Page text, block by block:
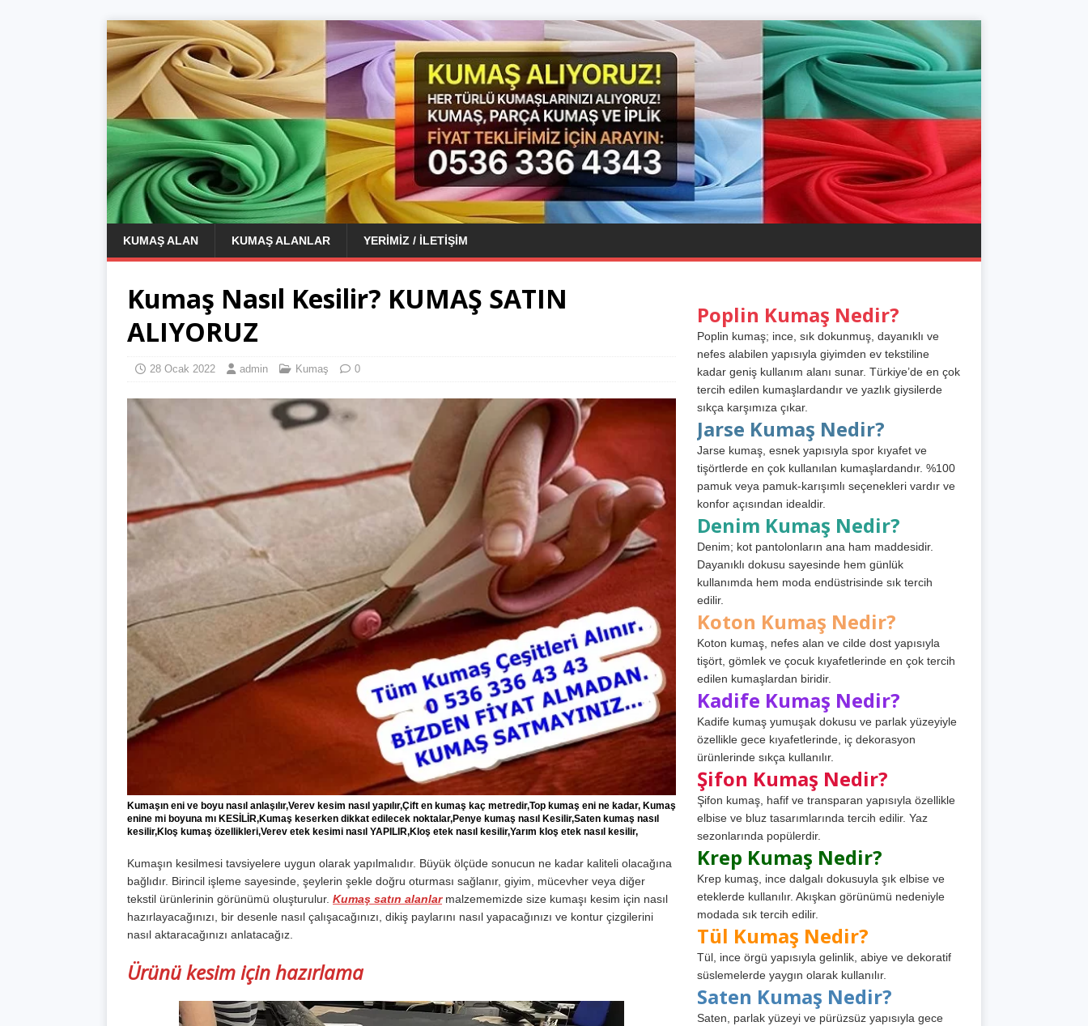
KUMAŞ ALAN KUMAŞ ALANLAR YERIMIZ / İLETIŞIM
Kumaş Nasıl Kesilir? KUMAŞ SATIN
ALIYORUZ
28 Ocak 2022 admin Kumaş 0
Kumaşın eni ve boyu nasıl anlaşılır,Verev kesim nasıl yapılır,Çift en kumaş kaç metredir,Top kumaş eni ne kadar, Kumaş
enine mi boyuna mı KESİLİR,Kumaş keserken dikkat edilecek noktalar,Penye kumaş nasıl Kesilir,Saten kumaş nasıl
kesilir,Kloş kumaş özellikleri,Verev etek kesimi nasıl YAPILIR,Kloş etek nasıl kesilir,Yarım kloş etek nasıl kesilir,
Kumaşın kesilmesi tavsiyelere uygun olarak yapılmalıdır. Büyük ölçüde sonucun ne kadar kaliteli olacağına
bağlıdır. Birincil işleme sayesinde, şeylerin şekle doğru oturması sağlanır, giyim, mücevher veya diğer
tekstil ürünlerinin görünümü oluşturulur. Kumaş satın alanlarmalzememizde size kumaşı kesim için nasıl
hazırlayacağınızı, bir desenle nasıl çalışacağınızı, dikiş paylarını nasıl yapacağınızı ve kontur çizgilerini
nasıl aktaracağınızı anlatacağız.
Ürünü kesim için hazırlama
Poplin Kumaş Nedir?
Poplin kumaş; ince, sık dokunmuş, dayanıklı ve
nefes alabilen yapısıyla giyimden ev tekstiline
kadar geniş kullanım alanı sunar. Türkiye’de en çok
tercih edilen kumaşlardandır ve yazlık giysilerde
sıkça karşımıza çıkar.
Jarse Kumaş Nedir?
Jarse kumaş, esnek yapısıyla spor kıyafet ve
tişörtlerde en çok kullanılan kumaşlardandır. %100
pamuk veya pamuk-karışımlı seçenekleri vardır ve
konfor açısından idealdir.
Denim Kumaş Nedir?
Denim; kot pantolonların ana ham maddesidir.
Dayanıklı dokusu sayesinde hem günlük
kullanımda hem moda endüstrisinde sık tercih
edilir.
Koton Kumaş Nedir?
Koton kumaş, nefes alan ve cilde dost yapısıyla
tişört, gömlek ve çocuk kıyafetlerinde en çok tercih
edilen kumaşlardan biridir.
Kadife Kumaş Nedir?
Kadife kumaş yumuşak dokusu ve parlak yüzeyiyle
özellikle gece kıyafetlerinde, iç dekorasyon
ürünlerinde sıkça kullanılır.
Şifon Kumaş Nedir?
Şifon kumaş, hafif ve transparan yapısıyla özellikle
elbise ve bluz tasarımlarında tercih edilir. Yaz
sezonlarında popülerdir.
Krep Kumaş Nedir?
Krep kumaş, ince dalgalı dokusuyla şık elbise ve
eteklerde kullanılır. Akışkan görünümü nedeniyle
modada sık tercih edilir.
Tül Kumaş Nedir?
Tül, ince örgü yapısıyla gelinlik, abiye ve dekoratif
süslemelerde yaygın olarak kullanılır.
Saten Kumaş Nedir?
Saten, parlak yüzeyi ve pürüzsüz yapısıyla gece